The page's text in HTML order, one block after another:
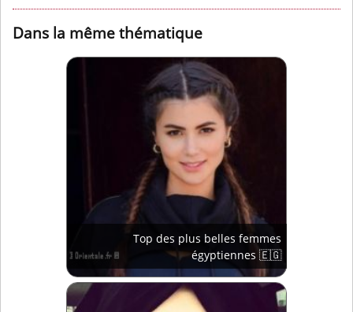
Dans la même thématique
Top des plus belles femmes
égyptiennes 🇪🇬